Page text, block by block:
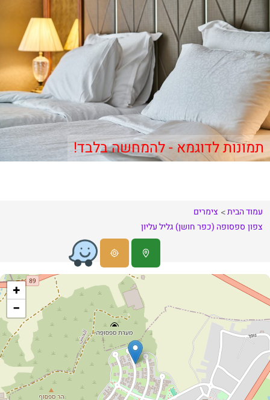
תמונות לדוגמא - להמחשה בלבד!
עמוד הבית
צימרים
צפון ספסופה (כפר חושן) גליל עליון
+
−